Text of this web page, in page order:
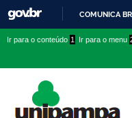
COMUNICA BR
conteúdo
menu
superior
menu
Ir para o conteúdo 1 Ir para o menu